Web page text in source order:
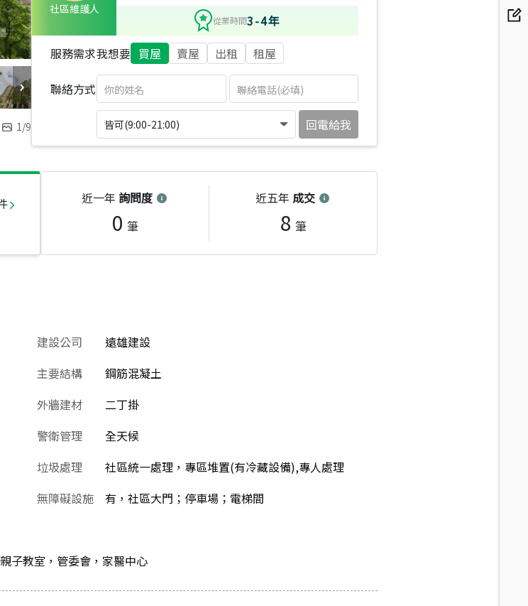
1/9
社區維護人
從業時間3-4年
服務需求我想要 買屋 賣屋 出租 租屋
聯絡方式
皆可(9:00-21:00) 回電給我
近一年 詢問度
0 筆
近五年 成交
8 筆
建設公司
遠雄建設
主要結構
鋼筋混凝土
外牆建材
二丁掛
警衛管理
全天候
垃圾處理
社區統一處理，專區堆置(有冷藏設備),專人處理
無障礙設施
有，社區大門；停車場；電梯間
子教室，管委會，家醫中心